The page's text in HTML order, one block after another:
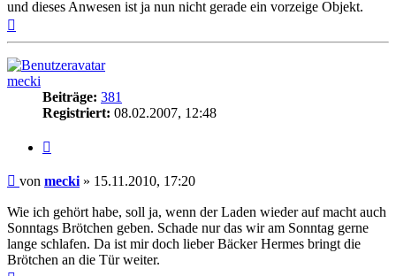
und dieses Anwesen ist ja nun nicht gerade ein vorzeige Objekt.
mecki
Beiträge: 381
Registriert: 08.02.2007, 12:48
Beitrag
von mecki» 15.11.2010, 17:20
Wie ich gehört habe, soll ja, wenn der Laden wieder auf macht auch
Sonntags Brötchen geben. Schade nur das wir am Sonntag gerne
lange schlafen. Da ist mir doch lieber Bäcker Hermes bringt die
Brötchen an die Tür weiter.